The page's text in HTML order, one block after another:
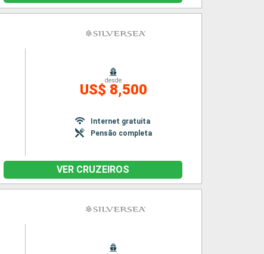
desde
US$ 8,500
Internet gratuita
Pensão completa
VER CRUZEIROS